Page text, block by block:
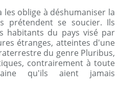
les oblige à déshumaniser la
prétendent se soucier. Ils
habitants du pays visé par
étranges, atteintes d'une
du genre Pluribus,
contrairement à toute
qu'ils aient jamais